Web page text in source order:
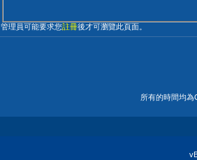
管理員可能要求您註冊後才可瀏覽此頁面。
所有的時間均為